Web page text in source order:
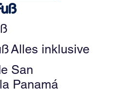
Alles inklusive
San
Panamá